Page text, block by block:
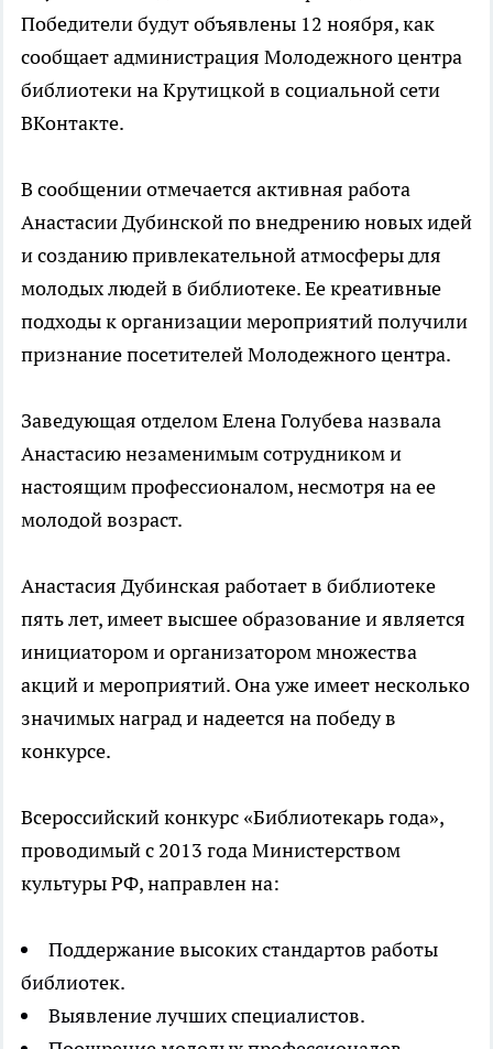
Победители будут объявлены 12 ноября, как
сообщает администрация Молодежного центра
библиотеки на Крутицкой в социальной сети
ВКонтакте.
В сообщении отмечается активная работа
Анастасии Дубинской по внедрению новых идей
и созданию привлекательной атмосферы для
молодых людей в библиотеке. Ее креативные
подходы к организации мероприятий получили
признание посетителей Молодежного центра.
Заведующая отделом Елена Голубева назвала
Анастасию незаменимым сотрудником и
настоящим профессионалом, несмотря на ее
молодой возраст.
Анастасия Дубинская работает в библиотеке
пять лет, имеет высшее образование и является
инициатором и организатором множества
акций и мероприятий. Она уже имеет несколько
значимых наград и надеется на победу в
конкурсе.
Всероссийский конкурс «Библиотекарь года»,
проводимый с 2013 года Министерством
культуры РФ, направлен на:
Поддержание высоких стандартов работы
библиотек.
Выявление лучших специалистов.